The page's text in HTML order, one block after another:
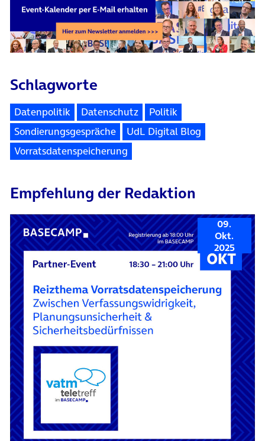
Schlagworte
Datenpolitik Datenschutz
Politik
Sondierungsgespräche
UdL Digital Blog
Vorratsdatenspeicherung
Empfehlung der Redaktion
09.
Okt.
2025